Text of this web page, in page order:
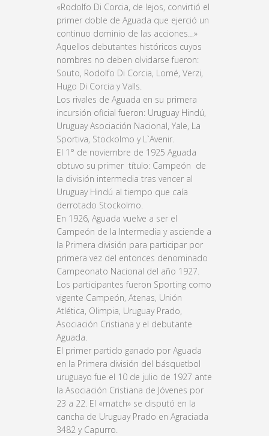
«Rodolfo Di Corcia, de lejos, convirtió el
primer doble de Aguada que ejerció un
continuo dominio de las acciones…»
Aquellos debutantes históricos cuyos
nombres no deben olvidarse fueron:
Souto, Rodolfo Di Corcia, Lomé, Verzi,
Hugo Di Corcia y Valls.
Los rivales de Aguada en su primera
incursión oficial fueron: Uruguay Hindú,
Uruguay Asociación Nacional, Yale, La
Sportiva, Stockolmo y L`Avenir.
El 1° de noviembre de 1925 Aguada
obtuvo su primer título: Campeón de
la división intermedia tras vencer al
Uruguay Hindú al tiempo que caía
derrotado Stockolmo.
En 1926, Aguada vuelve a ser el
Campeón de la Intermedia y asciende a
la Primera división para participar por
primera vez del entonces denominado
Campeonato Nacional del año 1927.
Los participantes fueron Sporting como
vigente Campeón, Atenas, Unión
Atlética, Olimpia, Uruguay Prado,
Asociación Cristiana y el debutante
Aguada.
El primer partido ganado por Aguada
en la Primera división del básquetbol
uruguayo fue el 10 de julio de 1927 ante
la Asociación Cristiana de Jóvenes por
23 a 22. El «match» se disputó en la
cancha de Uruguay Prado en Agraciada
3482 y Capurro.